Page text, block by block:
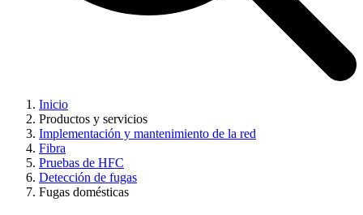
Inicio
Productos y servicios
Implementación y mantenimiento de la red
Fibra
Pruebas de HFC
Detección de fugas
Fugas domésticas